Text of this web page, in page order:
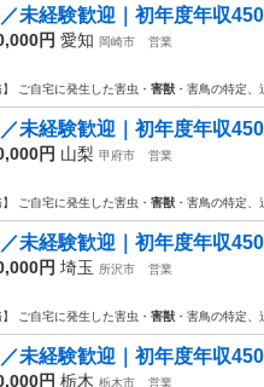
未経験歓迎｜初年度年収
円 愛知 岡崎市
営業
】 ご自宅に発生した害虫・ 害獣 ・害鳥の特定
未経験歓迎｜初年度年収
円 山梨 甲府市
営業
】 ご自宅に発生した害虫・ 害獣 ・害鳥の特定
未経験歓迎｜初年度年収
円 埼玉 所沢市
営業
】 ご自宅に発生した害虫・ 害獣 ・害鳥の特定
未経験歓迎｜初年度年収
円 栃木 栃木市
営業